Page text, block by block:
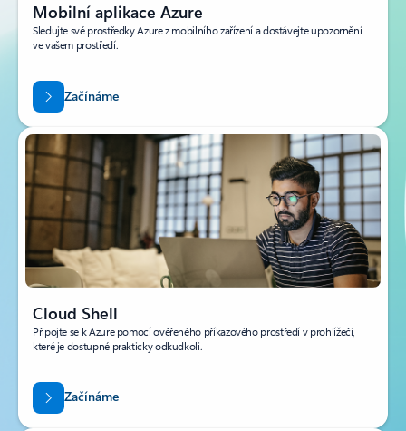
Mobilní aplikace Azure
Sledujte své prostředky Azure z mobilního zařízení a dostávejte upozornění
ve vašem prostředí.
Začínáme
Cloud Shell
Připojte se k Azure pomocí ověřeného příkazového prostředí v prohlížeči,
které je dostupné prakticky odkudkoli.
Začínáme